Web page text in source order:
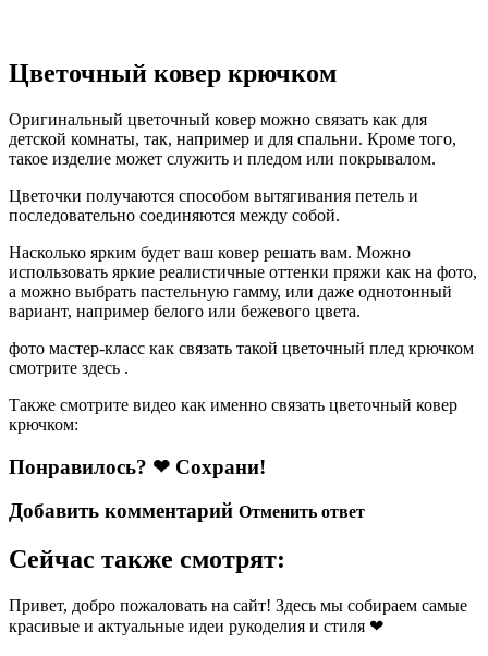
Цветочный ковер крючком
Оригинальный цветочный ковер можно связать как для
детской комнаты, так, например и для спальни. Кроме того,
такое изделие может служить и пледом или покрывалом.
Цветочки получаются способом вытягивания петель и
последовательно соединяются между собой.
Насколько ярким будет ваш ковер решать вам. Можно
использовать яркие реалистичные оттенки пряжи как на фото,
а можно выбрать пастельную гамму, или даже однотонный
вариант, например белого или бежевого цвета.
фото мастер-класс как связать такой цветочный плед крючком
смотрите здесь .
Также смотрите видео как именно связать цветочный ковер
крючком:
Понравилось? ❤ Сохрани!
Добавить комментарий Отменить ответ
Сейчас также смотрят:
Привет, добро пожаловать на сайт! Здесь мы собираем самые
красивые и актуальные идеи рукоделия и стиля ❤